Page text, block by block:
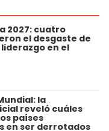
2027: cuatro
el desgaste de
liderazgo en el
la
reveló cuáles
países
en ser derrotados